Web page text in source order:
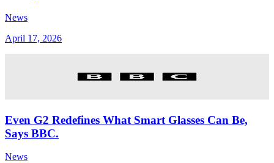
News
April 17, 2026
Even G2 Redefines What Smart Glasses Can Be,
Says BBC.
News